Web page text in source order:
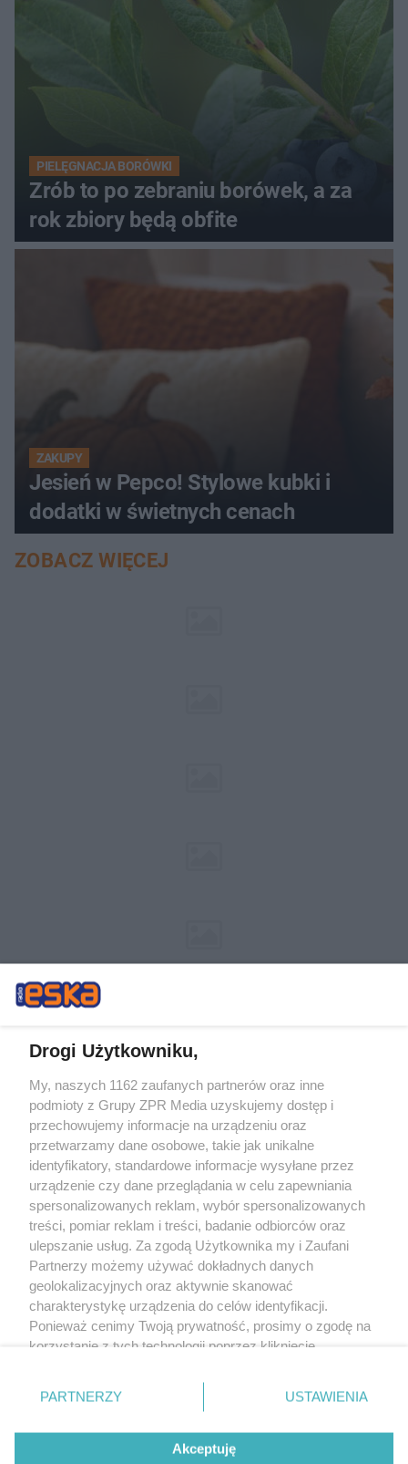
PIELĘGNACJA BORÓWKI
Zrób to po zebraniu borówek, a za
rok zbiory będą obfite
ZAKUPY
Jesień w Pepco! Stylowe kubki i
dodatki w świetnych cenach
ZOBACZ WIĘCEJ
Żaden utwór zamieszczony w serwisie nie może być powielany i
rozpowszechniany lub dalej rozpowszechniany w jakikolwiek sposób (w
tym także elektroniczny lub mechaniczny) na jakimkolwiek polu
eksploatacji w jakiejkolwiek formie, włącznie z umieszczaniem w Internecie
bez pisemnej zgody właściciela praw. Jakiekolwiek użycie lub
wykorzystanie utworów w całości lub w części z naruszeniem prawa, tzn.
bez właściwej zgody, jest zabronione pod groźbą kary i może być ścigane
prawnie.
O nas
Drogi Użytkowniku,
My, naszych 1162 zaufanych partnerów oraz inne
podmioty z Grupy ZPR Media uzyskujemy dostęp i
przechowujemy informacje na urządzeniu oraz
przetwarzamy dane osobowe, takie jak unikalne
identyfikatory, standardowe informacje wysyłane przez
urządzenie czy dane przeglądania w celu zapewniania
spersonalizowanych reklam, wybór spersonalizowanych
treści, pomiar reklam i treści, badanie odbiorców oraz
ulepszanie usług. Za zgodą Użytkownika my i Zaufani
Partnerzy możemy używać dokładnych danych
geolokalizacyjnych oraz aktywnie skanować
charakterystykę urządzenia do celów identyfikacji.
Ponieważ cenimy Twoją prywatność, prosimy o zgodę na
korzystanie z tych technologii poprzez kliknięcie
zmienić/wycofać klikając przycisk ustawień prywatności
znajdujący się w lewym dolnym rogu strony
rodzaje przetwarzania danych nie wymagają zgody
użytkownika, ale masz prawo sprzeciwić się takiemu
PARTNERZY USTAWIENIA
Akceptuję